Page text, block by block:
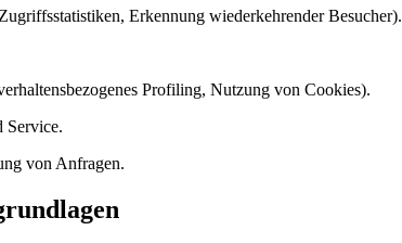
Erkennung wiederkehrender Besucher).
Profiling, Nutzung von Cookies).
Service.
von Anfragen.